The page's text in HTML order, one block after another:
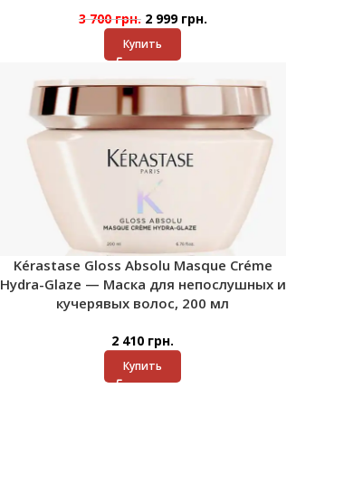
3 700грн. 2 999 грн.
Купить
Kérastase Gloss Absolu Masque Créme
Hydra-Glaze — Маска для непослушных и
кучерявых волос, 200 мл
2 410 грн.
Купить